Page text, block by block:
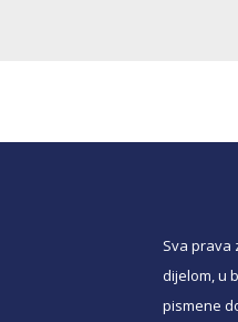
Sva prava
dijelom, u
pismene